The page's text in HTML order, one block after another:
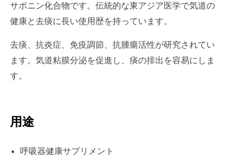
サポニン化合物です。伝統的な東アジア医学で気道の
健康と去痰に長い使用歴を持っています。
去痰、抗炎症、免疫調節、抗腫瘍活性が研究されてい
ます。気道粘膜分泌を促進し、痰の排出を容易にしま
す。
用途
呼吸器健康サプリメント